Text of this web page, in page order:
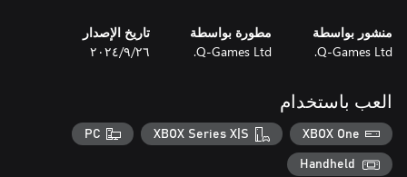
سواء كنت تفضل اللعب محليًا أو عبر الإنترنت، تدعم اللعبة ما يصل
إلى أربعة لاعبين. تم تصميم هذه اللعبة التي تتمحور حول التعاونية
للاستمتاع بها عبر الأجيال - من الأطفال إلى الأجداد - مما يجعلها مثالية
للعائلة والأصدقاء. تضمن أدوات التحكم السهلة الاستخدام أن يتمكن
اللاعبون من جميع الأعمار من المشاركة والاستمتاع. وكلما زاد التعاون،
منشور بواسطة
Q-Games Ltd.
مطورة بواسطة
Q-Games Ltd.
تاريخ الإصدار
٢٦‏/٩‏/٢٠٢٤
العب باستخدام
XBOX One
XBOX Series X|S
PC
Handheld